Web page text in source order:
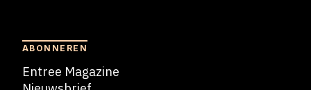
ABONNEREN
Entree Magazine